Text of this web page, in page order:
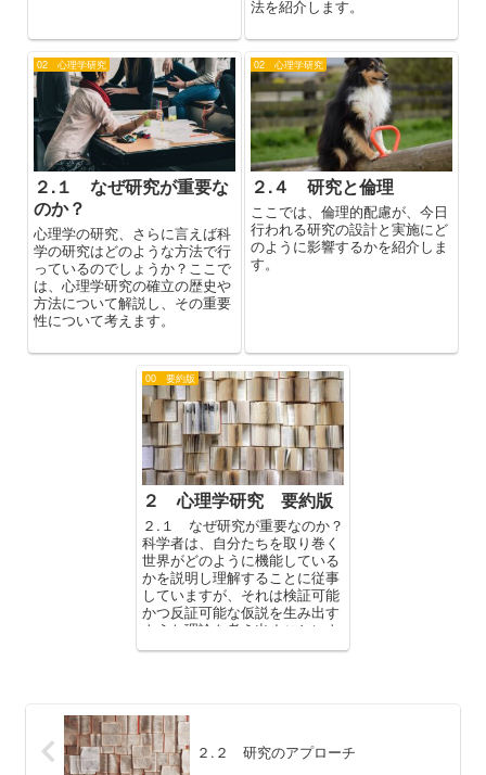
法を紹介します。
02 心理学研究
２.１ なぜ研究が重要な
のか？
心理学の研究、さらに言えば科
学の研究はどのような方法で行
っているのでしょうか？ここで
は、心理学研究の確立の歴史や
方法について解説し、その重要
性について考えます。
02 心理学研究
２.４ 研究と倫理
ここでは、倫理的配慮が、今日
行われる研究の設計と実施にど
のように影響するかを紹介しま
す。
00 要約版
２ 心理学研究 要約版
２.１ なぜ研究が重要なのか？
科学者は、自分たちを取り巻く
世界がどのように機能している
かを説明し理解することに従事
していますが、それは検証可能
かつ反証可能な仮説を生み出す
ような理論を考え出すことによ
って実現されます。検証に耐え
２.２ 研究のアプローチ